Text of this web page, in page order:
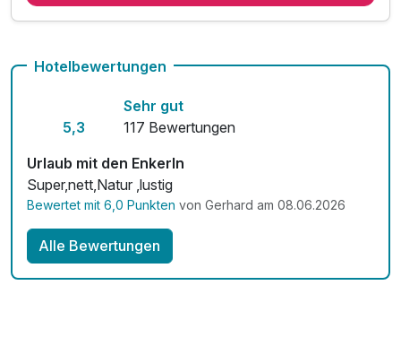
inkl. Nutzung des Fitnessraum
inkl. Butlercard (wenn verfügbar)
Hotelbewertungen
5,3
Sehr gut
117 Bewertungen
Urlaub mit den Enkerln
Super,nett,Natur ,lustig
Bewertet mit 6,0 Punkten von Gerhard am 08.06.2026
Alle Bewertungen